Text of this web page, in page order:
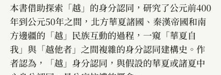
本書借助探索「越」的身分認同，研究了公元前400
年到公元50年之間，北方華夏諸國、秦漢帝國和南
方邊疆的「越」民族互動的過程，一窺「華夏自
我」與「越他者」之間複雜的身分認同建構史。作
者認為，「越」身分認同，與假設的華夏或諸夏中